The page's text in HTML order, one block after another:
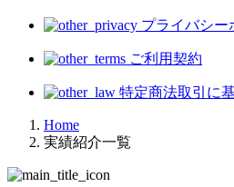
プライバシー
ご利用契約
特定商法取引に
Home
実績紹介一覧